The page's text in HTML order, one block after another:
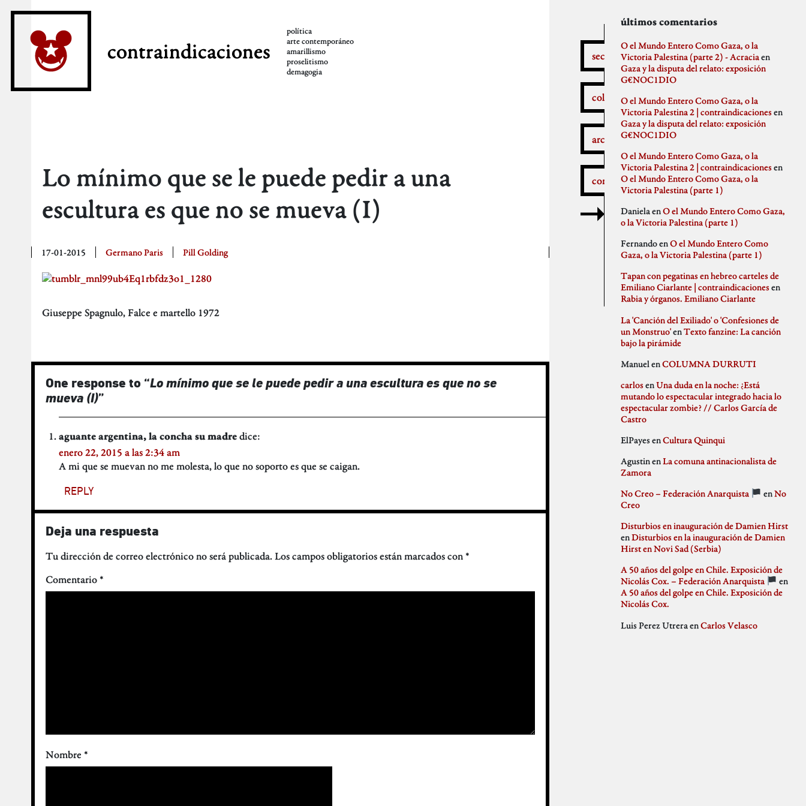
contraindicaciones
política
arte contemporáneo
amarillismo
proselitismo
demagogia
Lo mínimo que se le puede pedir a una
escultura es que no se mueva (I)
17-01-2015 Germano Paris Pill Golding
Giuseppe Spagnulo, Falce e martello 1972
One response to “Lo mínimo que se le puede pedir a una escultura es que no se
mueva (I)”
aguante argentina, la concha su madredice:
enero 22, 2015 a las 2:34 am
A mi que se muevan no me molesta, lo que no soporto es que se caigan.
REPLY
Deja una respuesta
Tu dirección de correo electrónico no será publicada.Los campos obligatorios están marcados con*
Comentario*
Nombre *
secciones
colaboradores
archivos
comentarios
secciones
¿Qué pasa aquí?
Autobombo
Critica a la crítica
Delincuentes
Difusión
Idioteces
Memoria Histórica
Sin categoría
archivos
febrero 2026
enero 2026
diciembre 2025
noviembre 2025
septiembre 2023
julio 2023
febrero 2023
junio 2022
abril 2022
marzo 2022
mayo 2021
abril 2021
enero 2021
diciembre 2020
noviembre 2020
octubre 2020
septiembre 2020
agosto 2020
julio 2020
junio 2020
mayo 2020
abril 2020
marzo 2020
febrero 2020
diciembre 2019
octubre 2019
septiembre 2019
julio 2019
junio 2019
abril 2019
febrero 2019
enero 2019
diciembre 2018
noviembre 2018
octubre 2018
septiembre 2018
agosto 2018
julio 2018
mayo 2018
abril 2018
marzo 2018
febrero 2018
diciembre 2017
autores
aitor
Anna Antselovich
Anti Ochoa
Archivo De Castro
claudia
Claudio Gallo
Daniel
Democracia
elenapedrosa
Germano Paris
Gus-Man
Iren Txus
Jose A. Miranda
Julian Vidal
monica
Noaz
Pablo
PSJM
Queen of the Bongo
Ruben Santiago
Santi Ochoa
Seccion Madrid
tipo gris
últimos comentarios
O el Mundo Entero Como Gaza, o la
Victoria Palestina (parte 2) - Acracia en
Gaza y la disputa del relato: exposición
G€NOC1DIO
O el Mundo Entero Como Gaza, o la
Victoria Palestina 2 | contraindicacionesen
Gaza y la disputa del relato: exposición
G€NOC1DIO
O el Mundo Entero Como Gaza, o la
Victoria Palestina 2 | contraindicacionesen
O el Mundo Entero Como Gaza, o la
Victoria Palestina (parte 1)
DanielaenO el Mundo Entero Como Gaza,
o la Victoria Palestina (parte 1)
FernandoenO el Mundo Entero Como
Gaza, o la Victoria Palestina (parte 1)
Tapan con pegatinas en hebreo carteles de
Emiliano Ciarlante | contraindicacionesen
Rabia y órganos. Emiliano Ciarlante
La 'Canción del Exiliado' o 'Confesiones de
un Monstruo'enTexto fanzine: La canción
bajo la pirámide
Manuel enCOLUMNA DURRUTI
carlosenUna duda en la noche: ¿Está
mutando lo espectacular integrado hacia lo
espectacular zombie? // Carlos García de
Castro
ElPayesenCultura Quinqui
AgustinenLa comuna antinacionalista de
Zamora
No Creo – Federación Anarquista
enNo
Creo
Disturbios en inauguración de Damien Hirst
enDisturbios en la inauguración de Damien
Hirst en Novi Sad (Serbia)
A 50 años del golpe en Chile. Exposición de
Nicolás Cox. – Federación Anarquista
en
A 50 años del golpe en Chile. Exposición de
Nicolás Cox.
Luis Perez Utrera enCarlos Velasco